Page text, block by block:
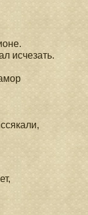
исчезать.